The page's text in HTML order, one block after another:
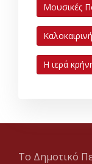
Μουσικές
Η ιερά
Το Δημοτικό